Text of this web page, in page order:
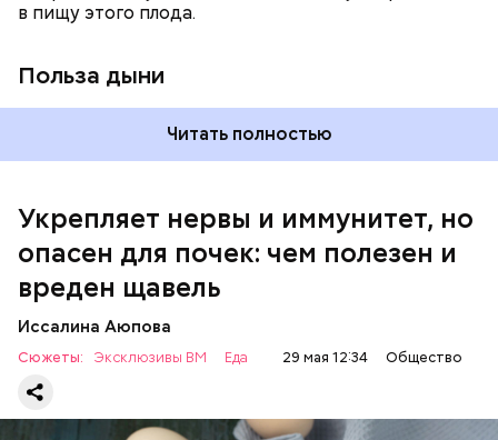
в пищу этого плода.
Польза дыни
Читать полностью
Укрепляет нервы и иммунитет, но
опасен для почек: чем полезен и
вреден щавель
Иссалина Аюпова
Сюжеты: Эксклюзивы ВМ Еда 29 мая 12:34 Общество
— Если человек уже болеет мочекаменной
болезнью, щавель ему не рекомендуется. При
артрите, гастрите, холецистите, синдроме
раздраженного кишечника, язвах и панкреатите
продукт тоже лучше исключить из рациона, —
предупредила врач. — Он может привести к
повышению кислотности желудка и раздражать
слизистые оболочки.
раз в месяц. В небольших количествах в свежем